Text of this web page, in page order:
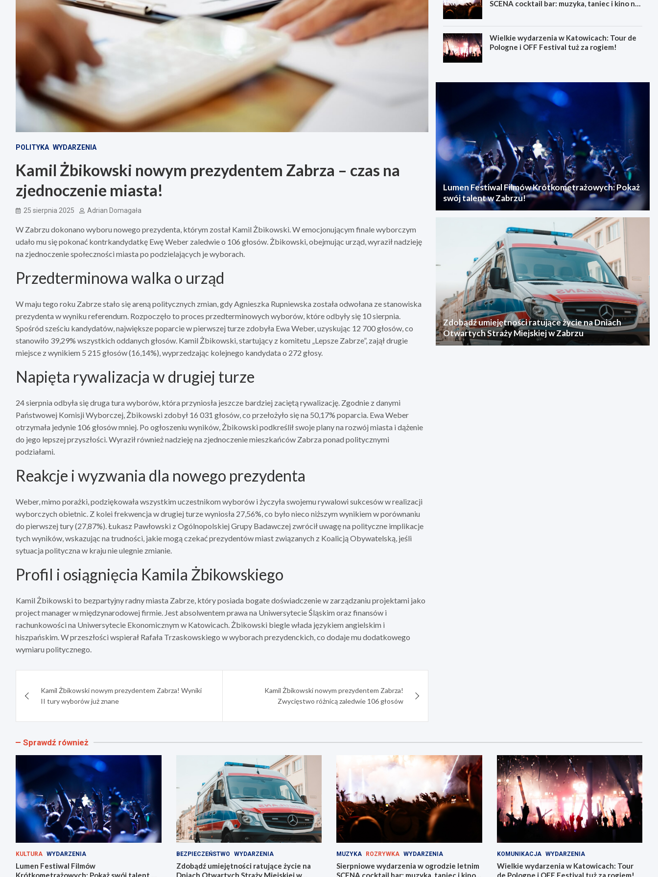
POLITYKA WYDARZENIA
Kamil Żbikowski nowym prezydentem Zabrza – czas na
zjednoczenie miasta!
25 sierpnia 2025 Adrian Domagała
W Zabrzu dokonano wyboru nowego prezydenta, którym został Kamil Żbikowski. W emocjonującym finale wyborczym
udało mu się pokonać kontrkandydatkę Ewę Weber zaledwie o 106 głosów. Żbikowski, obejmując urząd, wyraził nadzieję
na zjednoczenie społeczności miasta po podzielających je wyborach.
Przedterminowa walka o urząd
W maju tego roku Zabrze stało się areną politycznych zmian, gdy Agnieszka Rupniewska została odwołana ze stanowiska
prezydenta w wyniku referendum. Rozpoczęło to proces przedterminowych wyborów, które odbyły się 10 sierpnia.
Spośród sześciu kandydatów, największe poparcie w pierwszej turze zdobyła Ewa Weber, uzyskując 12 700 głosów, co
stanowiło 39,29% wszystkich oddanych głosów. Kamil Żbikowski, startujący z komitetu „Lepsze Zabrze”, zajął drugie
miejsce z wynikiem 5 215 głosów (16,14%), wyprzedzając kolejnego kandydata o 272 głosy.
Napięta rywalizacja w drugiej turze
24 sierpnia odbyła się druga tura wyborów, która przyniosła jeszcze bardziej zaciętą rywalizację. Zgodnie z danymi
Państwowej Komisji Wyborczej, Żbikowski zdobył 16 031 głosów, co przełożyło się na 50,17% poparcia. Ewa Weber
otrzymała jedynie 106 głosów mniej. Po ogłoszeniu wyników, Żbikowski podkreślił swoje plany na rozwój miasta i dążenie
do jego lepszej przyszłości. Wyraził również nadzieję na zjednoczenie mieszkańców Zabrza ponad politycznymi
podziałami.
Reakcje i wyzwania dla nowego prezydenta
Weber, mimo porażki, podziękowała wszystkim uczestnikom wyborów i życzyła swojemu rywalowi sukcesów w realizacji
wyborczych obietnic. Z kolei frekwencja w drugiej turze wyniosła 27,56%, co było nieco niższym wynikiem w porównaniu
do pierwszej tury (27,87%). Łukasz Pawłowski z Ogólnopolskiej Grupy Badawczej zwrócił uwagę na polityczne implikacje
tych wyników, wskazując na trudności, jakie mogą czekać prezydentów miast związanych z Koalicją Obywatelską, jeśli
sytuacja polityczna w kraju nie ulegnie zmianie.
Profil i osiągnięcia Kamila Żbikowskiego
Kamil Żbikowski to bezpartyjny radny miasta Zabrze, który posiada bogate doświadczenie w zarządzaniu projektami jako
project manager w międzynarodowej firmie. Jest absolwentem prawa na Uniwersytecie Śląskim oraz finansów i
rachunkowości na Uniwersytecie Ekonomicznym w Katowicach. Żbikowski biegle włada językiem angielskim i
hiszpańskim. W przeszłości wspierał Rafała Trzaskowskiego w wyborach prezydenckich, co dodaje mu dodatkowego
wymiaru politycznego.
wpisuKamil Żbikowski nowym prezydentem Zabrza! Wyniki
II tury wyborów już znane
Kamil Żbikowski nowym prezydentem Zabrza!
Zwycięstwo różnicą zaledwie 106 głosów
SCENA cocktail bar: muzyka, taniec i kino na
Wielkie wydarzenia w Katowicach: Tour de
Pologne i OFF Festival tuż za rogiem!
Lumen Festiwal Filmów Krótkometrażowych: Pokaż
swój talent w Zabrzu!
Zdobądź umiejętności ratujące życie na Dniach
Otwartych Straży Miejskiej w Zabrzu
Sprawdź również
KULTURA WYDARZENIA
Lumen Festiwal Filmów
Krótkometrażowych: Pokaż swój talent w
BEZPIECZEŃSTWO WYDARZENIA
Zdobądź umiejętności ratujące życie na
Dniach Otwartych Straży Miejskiej w
MUZYKA ROZRYWKA WYDARZENIA
Sierpniowe wydarzenia w ogrodzie letnim
SCENA cocktail bar: muzyka, taniec i kino
KOMUNIKACJA WYDARZENIA
Wielkie wydarzenia w Katowicach: Tour
de Pologne i OFF Festival tuż za rogiem!